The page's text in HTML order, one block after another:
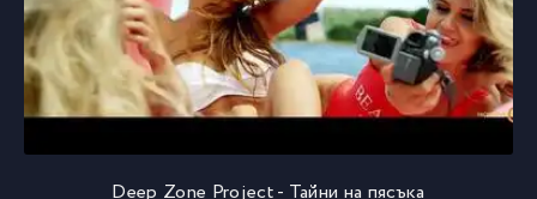
Deep Zone Project - Тайни на пясъка